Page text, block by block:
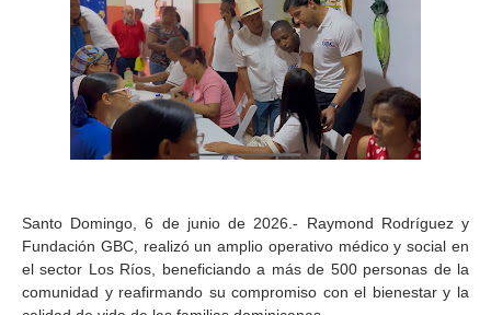
Santo Domingo, 6 de junio de 2026.- Raymond Rodríguez y
Fundación GBC, realizó un amplio operativo médico y social en
el sector Los Ríos, beneficiando a más de 500 personas de la
comunidad y reafirmando su compromiso con el bienestar y la